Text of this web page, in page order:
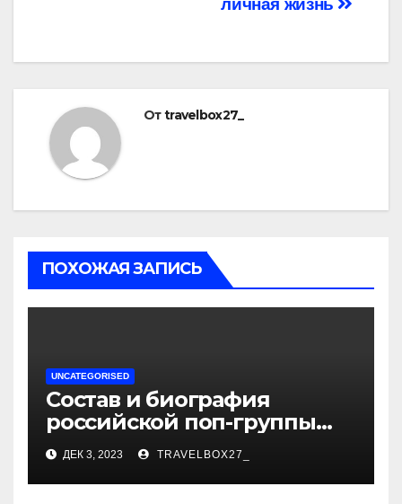
личная жизнь
Отtravelbox27_
ПОХОЖАЯ ЗАПИСЬ
UNCATEGORISED
Состав и биография
российской поп-группы
«Иванушки интернешнл»
— история успеха, музыка
и судьбы участников
ДЕК 3, 2023 TRAVELBOX27_